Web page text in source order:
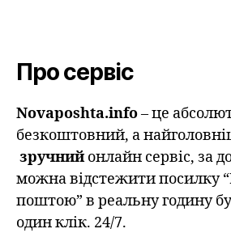
Про сервіс
Novaposhta.info– це
безкоштовний, а
зручнийонлайн сервіс, за
можна відстежити посилку
поштою” в реальну годину
один клік. 24/7.